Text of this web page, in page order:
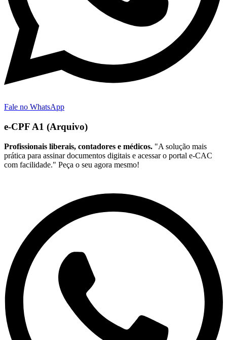
Fale no WhatsApp
e-CPF A1 (Arquivo)
Profissionais liberais, contadores e médicos. "A solução mais
prática para assinar documentos digitais e acessar o portal e-CAC
com facilidade." Peça o seu agora mesmo!